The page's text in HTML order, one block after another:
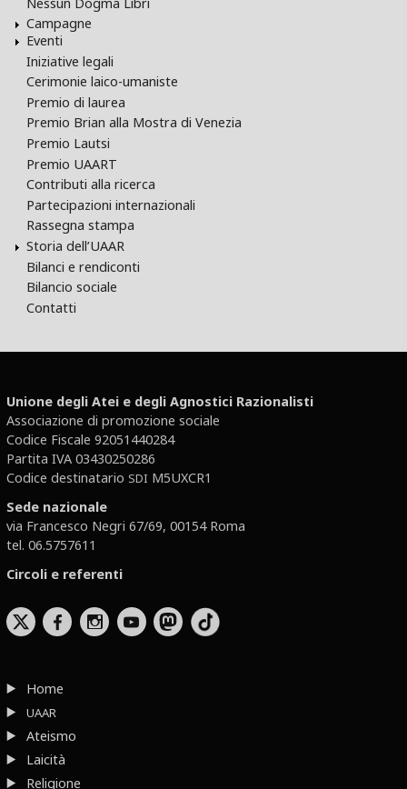
Campagne
Eventi
Iniziative legali
Cerimonie laico-umaniste
Premio di laurea
Premio Brian alla Mostra di Venezia
Premio Lautsi
Premio UAART
Contributi alla ricerca
Partecipazioni internazionali
Rassegna stampa
Storia dell’UAAR
Bilanci e rendiconti
Bilancio sociale
Contatti
Unione degli Atei e degli Agnostici Razionalisti
Associazione di promozione sociale
Codice Fiscale 92051440284
Partita IVA 03430250286
Codice destinatario SDI M5UXCR1
Sede nazionale
via Francesco Negri 67/69, 00154 Roma
tel. 06.5757611
Circoli e referenti
b x r
Home
UAAR
Ateismo
Laicità
Religione